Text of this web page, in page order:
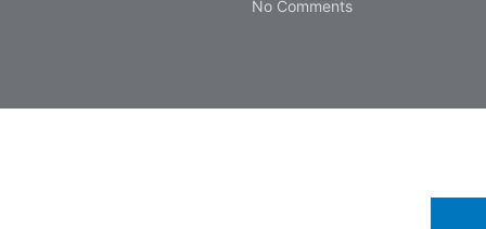
No Comments